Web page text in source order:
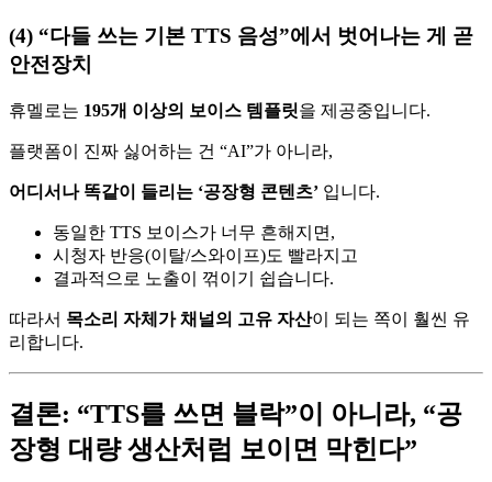
(4) “다들 쓰는 기본 TTS 음성”에서 벗어나는 게 곧
안전장치
휴멜로는 195개 이상의 보이스 템플릿을 제공중입니다.
플랫폼이 진짜 싫어하는 건 “AI”가 아니라,
어디서나 똑같이 들리는 ‘공장형 콘텐츠’ 입니다.
동일한 TTS 보이스가 너무 흔해지면,
시청자 반응(이탈/스와이프)도 빨라지고
결과적으로 노출이 꺾이기 쉽습니다.
따라서 목소리 자체가 채널의 고유 자산이 되는 쪽이 훨씬 유
리합니다.
결론: “TTS를 쓰면 블락”이 아니라, “공
장형 대량 생산처럼 보이면 막힌다”